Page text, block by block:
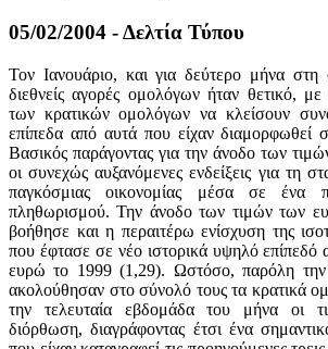
05/02/2004 - Δελτία Τύπου
Τον Ιανουάριο, και για δεύτερο μήνα στη
διεθνείς αγορές ομολόγων ήταν θετικό, με
των κρατικών ομολόγων να κλείσουν
επίπεδα από αυτά που είχαν διαμορφωθεί
Βασικός παράγοντας για την άνοδο των
οι συνεχώς αυξανόμενες ενδείξεις για τη
παγκόσμιας οικονομίας μέσα σε ένα
πληθωρισμού. Την άνοδο των τιμών των
βοήθησε και η περαιτέρω ενίσχυση της
που έφτασε σε νέο ιστορικά υψηλό επίπεδό
ευρώ το 1999 (1,29). Ωστόσο, παρόλη την
ακολούθησαν στο σύνολό τους τα κρατικά
την τελευταία εβδομάδα του μήνα οι
διόρθωση, διαγράφοντας έτσι ένα